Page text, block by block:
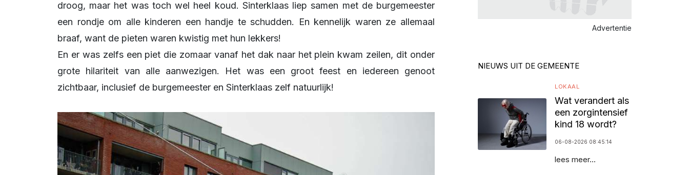
droog, maar het was toch wel heel koud. Sinterklaas liep samen met de burgemeester
een rondje om alle kinderen een handje te schudden. En kennelijk waren ze allemaal
braaf, want de pieten waren kwistig met hun lekkers!
En er was zelfs een piet die zomaar vanaf het dak naar het plein kwam zeilen, dit onder
grote hilariteit van alle aanwezigen. Het was een groot feest en iedereen genoot
zichtbaar, inclusief de burgemeester en Sinterklaas zelf natuurlijk!
Advertentie
NIEUWS UIT DE GEMEENTE
LOKAAL
Wat verandert als
een zorgintensief
kind 18 wordt?
06-08-2026 08:45:14
lees meer...